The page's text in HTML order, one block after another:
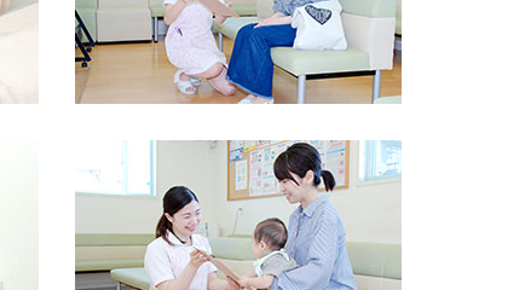
応をする事
を意識しています。
事
を意識しています。
う事
を意識しています。
心がけています。